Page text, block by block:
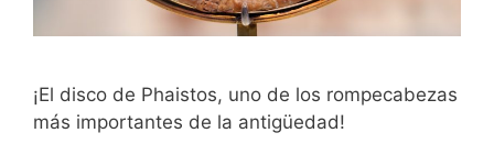
¡El disco de Phaistos, uno de los rompecabezas
más importantes de la antigüedad!